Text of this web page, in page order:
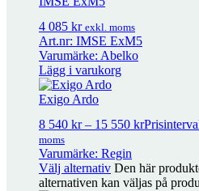
IMSE UltraBase20
IMSE UltraBase30 21 454
IMSE UltraBase40 22 969kr exkl.
IMSE UltraUC inkl UltraBase20 38
4 085 kr exkl. moms
Art.nr: IMSE ExM5
Varumärke: Abelko
Lägg i varukorg
Exigo Ardo
8 540 kr – 15 550 kr
moms
Varumärke: Regin
Välj alternativ Den här
alternativen kan väljas på